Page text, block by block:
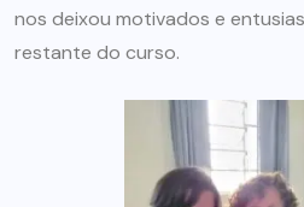
nos deixou motivados e
restante do curso.